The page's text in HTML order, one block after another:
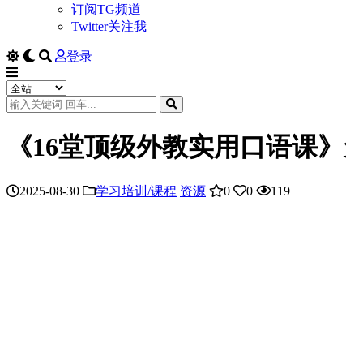
订阅TG频道
Twitter关注我
登录
《16堂顶级外教实用口语课
2025-08-30 学习培训/课程 资源 0 0 119